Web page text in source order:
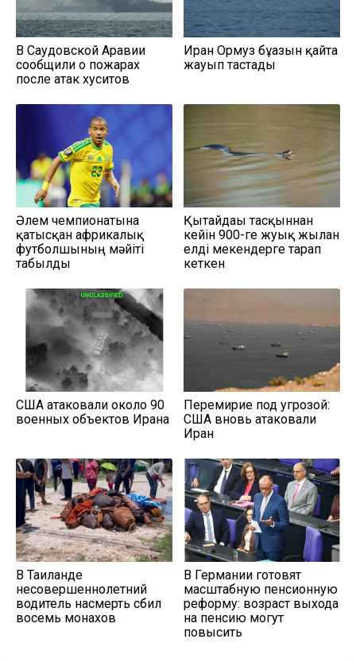
В Саудовской Аравии
сообщили о пожарах
после атак хуситов
Иран Ормуз бұғазын қайта
жауып тастады
Әлем чемпионатына
қатысқан африкалық
футболшының мәйіті
табылды
Қытайдағы тасқыннан
кейін 900-ге жуық жылан
елді мекендерге тарап
кеткен
США атаковали около 90
военных объектов Ирана
Перемирие под угрозой:
США вновь атаковали
Иран
В Таиланде
несовершеннолетний
водитель насмерть сбил
восемь монахов
В Германии готовят
масштабную пенсионную
реформу: возраст выхода
на пенсию могут
повысить